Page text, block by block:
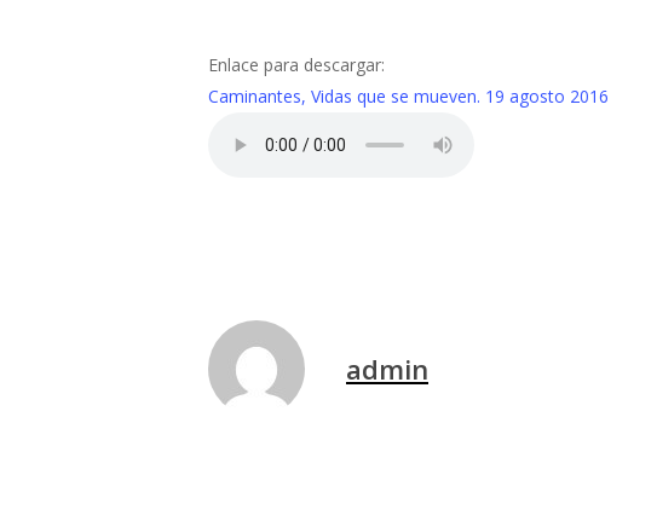
Enlace para descargar:
Caminantes, Vidas que se mueven. 19 agosto 2016
admin